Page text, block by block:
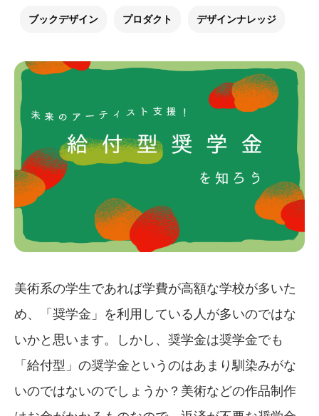
ブックデザイン プロダクト デザインナレッジ
美術系の学生であれば学費が高額な学校が多いた
め、「奨学金」を利用している人が多いのではな
いかと思います。しかし、奨学金は奨学金でも
「給付型」の奨学金というのはあまり馴染みがな
いのではないのでしょうか？美術などの作品制作